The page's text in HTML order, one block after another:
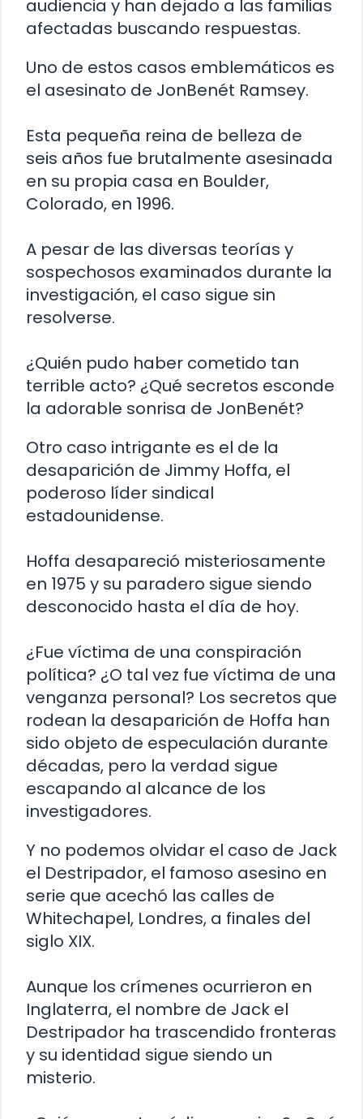
audiencia y han dejado a las familias
afectadas buscando respuestas.
Uno de estos casos emblemáticos es
el asesinato de JonBenét Ramsey.
Esta pequeña reina de belleza de
seis años fue brutalmente asesinada
en su propia casa en Boulder,
Colorado, en 1996.
A pesar de las diversas teorías y
sospechosos examinados durante la
investigación, el caso sigue sin
resolverse.
¿Quién pudo haber cometido tan
terrible acto? ¿Qué secretos esconde
la adorable sonrisa de JonBenét?
Otro caso intrigante es el de la
desaparición de Jimmy Hoffa, el
poderoso líder sindical
estadounidense.
Hoffa desapareció misteriosamente
en 1975 y su paradero sigue siendo
desconocido hasta el día de hoy.
¿Fue víctima de una conspiración
política? ¿O tal vez fue víctima de una
venganza personal? Los secretos que
rodean la desaparición de Hoffa han
sido objeto de especulación durante
décadas, pero la verdad sigue
escapando al alcance de los
investigadores.
Y no podemos olvidar el caso de Jack
el Destripador, el famoso asesino en
serie que acechó las calles de
Whitechapel, Londres, a finales del
siglo XIX.
Aunque los crímenes ocurrieron en
Inglaterra, el nombre de Jack el
Destripador ha trascendido fronteras
y su identidad sigue siendo un
misterio.